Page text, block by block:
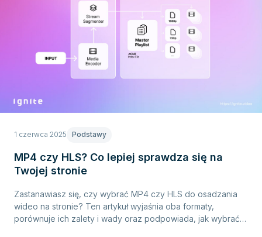
1 czerwca 2025 Podstawy
MP4 czy HLS? Co lepiej sprawdza się na
Twojej stronie
Zastanawiasz się, czy wybrać MP4 czy HLS do osadzania
wideo na stronie? Ten artykuł wyjaśnia oba formaty,
porównuje ich zalety i wady oraz podpowiada, jak wybrać